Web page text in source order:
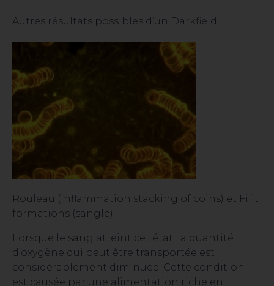
Autres résultats possibles d’un Darkfield:
Rouleau (Inflammation stacking of coins) et Filit
formations (sangle)
Lorsque le sang atteint cet état, la quantité
d’oxygène qui peut être transportée est
considérablement diminuée. Cette condition
est causée par une alimentation riche en